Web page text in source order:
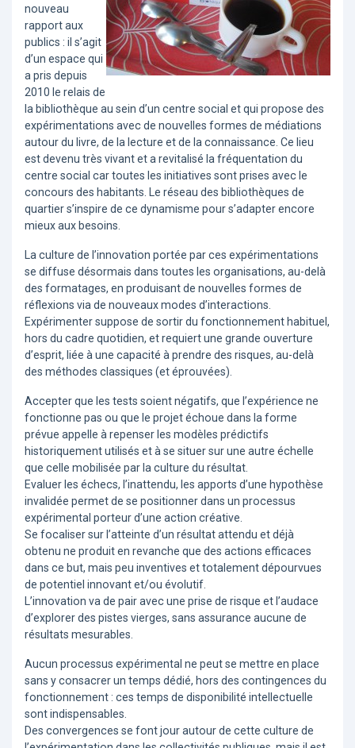
nouveau
rapport aux
publics : il s’agit
d’un espace qui
a pris depuis
2010 le relais de
la bibliothèque au sein d’un centre social et qui propose des
expérimentations avec de nouvelles formes de médiations
autour du livre, de la lecture et de la connaissance. Ce lieu
est devenu très vivant et a revitalisé la fréquentation du
centre social car toutes les initiatives sont prises avec le
concours des habitants. Le réseau des bibliothèques de
quartier s’inspire de ce dynamisme pour s’adapter encore
mieux aux besoins.
La culture de l’innovation portée par ces expérimentations
se diffuse désormais dans toutes les organisations, au-delà
des formatages, en produisant de nouvelles formes de
réflexions via de nouveaux modes d’interactions.
Expérimenter suppose de sortir du fonctionnement habituel,
hors du cadre quotidien, et requiert une grande ouverture
d’esprit, liée à une capacité à prendre des risques, au-delà
des méthodes classiques (et éprouvées).
Accepter que les tests soient négatifs, que l’expérience ne
fonctionne pas ou que le projet échoue dans la forme
prévue appelle à repenser les modèles prédictifs
historiquement utilisés et à se situer sur une autre échelle
que celle mobilisée par la culture du résultat.
Evaluer les échecs, l’inattendu, les apports d’une hypothèse
invalidée permet de se positionner dans un processus
expérimental porteur d’une action créative.
Se focaliser sur l’atteinte d’un résultat attendu et déjà
obtenu ne produit en revanche que des actions efficaces
dans ce but, mais peu inventives et totalement dépourvues
de potentiel innovant et/ou évolutif.
L’innovation va de pair avec une prise de risque et l’audace
d’explorer des pistes vierges, sans assurance aucune de
résultats mesurables.
Aucun processus expérimental ne peut se mettre en place
sans y consacrer un temps dédié, hors des contingences du
fonctionnement : ces temps de disponibilité intellectuelle
sont indispensables.
Des convergences se font jour autour de cette culture de